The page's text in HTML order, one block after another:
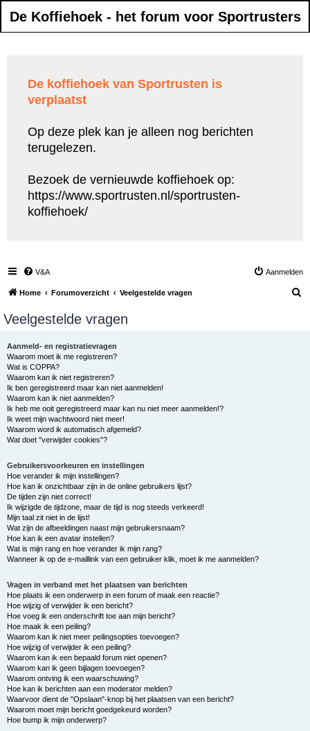
De Koffiehoek - het forum voor Sportrusters
De koffiehoek van Sportrusten is
verplaatst
Op deze plek kan je alleen nog berichten
terugelezen.
Bezoek de vernieuwde koffiehoek op:
https://www.sportrusten.nl/sportrusten-
koffiehoek/
V&A Aanmelden
Home Forumoverzicht Veelgestelde vragen
Veelgestelde vragen
Aanmeld- en registratievragen
Waarom moet ik me registreren?
Wat is COPPA?
Waarom kan ik niet registreren?
Ik ben geregistreerd maar kan niet aanmelden!
Waarom kan ik niet aanmelden?
Ik heb me ooit geregistreerd maar kan nu niet meer aanmelden!?
Ik weet mijn wachtwoord niet meer!
Waarom word ik automatisch afgemeld?
Wat doet "verwijder cookies"?
Gebruikersvoorkeuren en instellingen
Hoe verander ik mijn instellingen?
Hoe kan ik onzichtbaar zijn in de online gebruikers lijst?
De tijden zijn niet correct!
Ik wijzigde de tijdzone, maar de tijd is nog steeds verkeerd!
Mijn taal zit niet in de lijst!
Wat zijn de afbeeldingen naast mijn gebruikersnaam?
Hoe kan ik een avatar instellen?
Wat is mijn rang en hoe verander ik mijn rang?
Wanneer ik op de e-maillink van een gebruiker klik, moet ik me aanmelden?
Vragen in verband met het plaatsen van berichten
Hoe plaats ik een onderwerp in een forum of maak een reactie?
Hoe wijzig of verwijder ik een bericht?
Hoe voeg ik een onderschrift toe aan mijn bericht?
Hoe maak ik een peiling?
Waarom kan ik niet meer peilingsopties toevoegen?
Hoe wijzig of verwijder ik een peiling?
Waarom kan ik een bepaald forum niet openen?
Waarom kan ik geen bijlagen toevoegen?
Waarom ontving ik een waarschuwing?
Hoe kan ik berichten aan een moderator melden?
Waarvoor dient de "Opslaan"-knop bij het plaatsen van een bericht?
Waarom moet mijn bericht goedgekeurd worden?
Hoe bump ik mijn onderwerp?